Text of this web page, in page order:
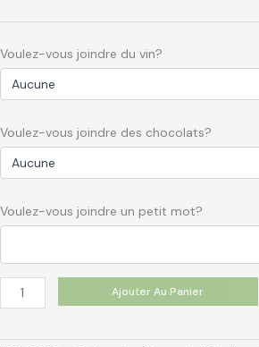
Voulez-vous joindre du vin?
Voulez-vous joindre des chocolats?
Voulez-vous joindre un petit mot?
Ajouter Au Panier